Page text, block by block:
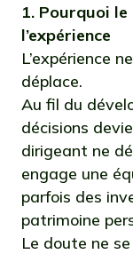
1. Pourquoi
l’expérience
L’expérience
déplace.
Au fil du
décisions
dirigeant ne
engage une
parfois des
patrimoine
Le doute ne